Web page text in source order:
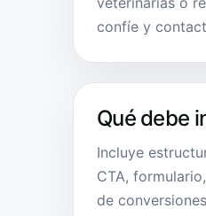
confíe y
Qué debe
Incluye
CTA,
de